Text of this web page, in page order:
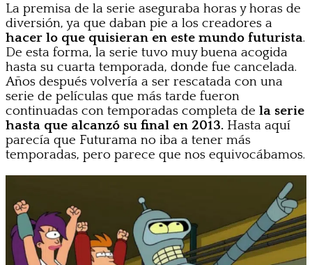
La premisa de la serie aseguraba horas y horas de
diversión, ya que daban pie a los creadores a
hacer lo que quisieran en este mundo futurista.
De esta forma, la serie tuvo muy buena acogida
hasta su cuarta temporada, donde fue cancelada.
Años después volvería a ser rescatada con una
serie de películas que más tarde fueron
continuadas con temporadas completa de la serie
hasta que alcanzó su final en 2013. Hasta aquí
parecía que Futurama no iba a tener más
temporadas, pero parece que nos equivocábamos.